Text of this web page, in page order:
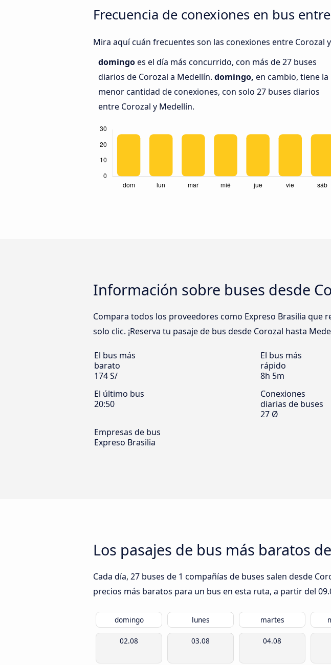
Frecuencia de conexiones en bus
Mira aquí cuán frecuentes son las conexiones entre
domingoes el día más concurrido, con más de 27 buses
diarios de Corozal a Medellín. domingo, en cambio, tiene la
menor cantidad de conexiones, con solo 27 buses diarios
entre Corozal y Medellín.
Información sobre buses desde
Compara todos los proveedores como Expreso Brasilia que
solo clic. ¡Reserva tu pasaje de bus desde Corozal hasta
El bus más
barato
174 S/
El bus más
rápido
8h 5m
El último bus
20:50
Conexiones
diarias de buses
27 Ø
Empresas de bus
Expreso Brasilia
Los pasajes de bus más baratos
Cada día, 27 buses de 1 compañías de buses salen desde
precios más baratos para un bus en esta ruta, a partir del
domingo lunes martes
02.08 03.08 04.08